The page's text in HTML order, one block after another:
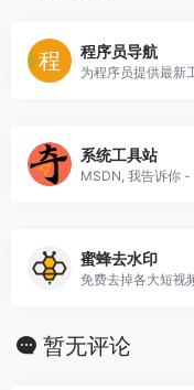
程序员导航
系统工具站
蜜蜂去水印
暂无评论